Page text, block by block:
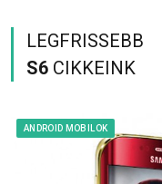
LEGFRISSEBB
S6 CIKKEINK
ANDROID MOBILOK